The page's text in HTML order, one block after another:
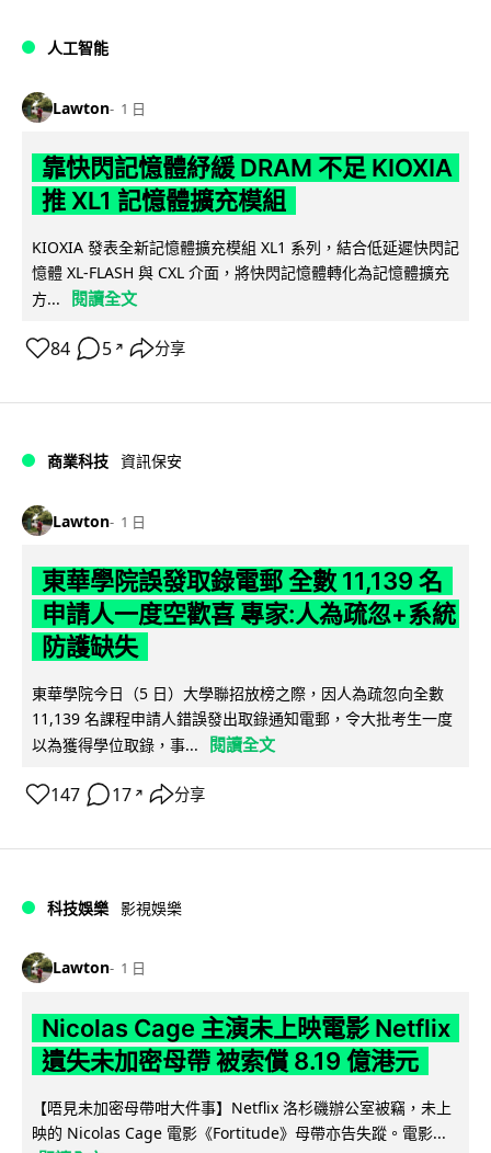
人工智能
Lawton 1 日
靠快閃記憶體紓緩 DRAM 不足 KIOXIA
推 XL1 記憶體擴充模組
KIOXIA 發表全新記憶體擴充模組 XL1 系列，結合低延遲快閃記
憶體 XL-FLASH 與 CXL 介面，將快閃記憶體轉化為記憶體擴充
方...
閱讀全文
84 5 ↗ 分享
商業科技 資訊保安
Lawton 1 日
東華學院誤發取錄電郵 全數 11,139 名
申請人一度空歡喜 專家:人為疏忽+系統
防護缺失
東華學院今日（5 日）大學聯招放榜之際，因人為疏忽向全數
11,139 名課程申請人錯誤發出取錄通知電郵，令大批考生一度
以為獲得學位取錄，事...
閱讀全文
147 17 ↗ 分享
科技娛樂 影視娛樂
Lawton 1 日
Nicolas Cage 主演未上映電影 Netflix
遺失未加密母帶 被索償 8.19 億港元
【唔見未加密母帶咁大件事】Netflix 洛杉磯辦公室被竊，未上
映的 Nicolas Cage 電影《Fortitude》母帶亦告失蹤。電影...